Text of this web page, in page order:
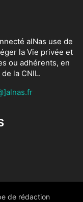
alNas use de
la Vie privée et
ou adhérents, en
la CNIL.
de rédaction